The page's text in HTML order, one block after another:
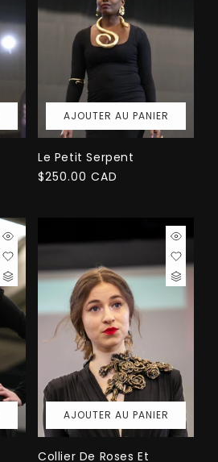
AJOUTER AU PANIER
Le Petit Serpent
Prix
$250.00 CAD
AJOUTER AU PANIER
Collier De Roses Et